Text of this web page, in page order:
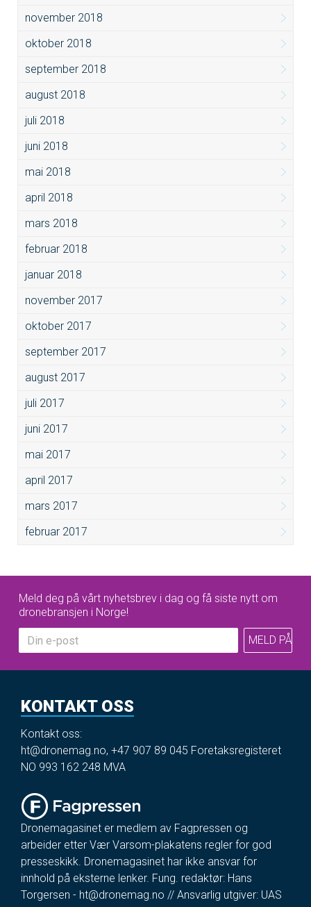
november 2018
oktober 2018
september 2018
august 2018
juli 2018
juni 2018
mai 2018
april 2018
mars 2018
februar 2018
januar 2018
november 2017
oktober 2017
september 2017
august 2017
juli 2017
juni 2017
mai 2017
april 2017
mars 2017
februar 2017
Meld deg på vårt nyhetsbrev i dag og få siste nytt om
dronebransjen i Norge!
KONTAKT OSS
Kontakt oss:
ht@dronemag.no, +47 907 89 045 Foretaksregisteret
NO 993 162 248 MVA
Dronemagasinet er medlem av Fagpressen og
arbeider etter Vær Varsom-plakatens regler for god
presseskikk. Dronemagasinet har ikke ansvar for
innhold på eksterne lenker. Fung. redaktør: Hans
Torgersen - ht@dronemag.no // Ansvarlig utgiver: UAS